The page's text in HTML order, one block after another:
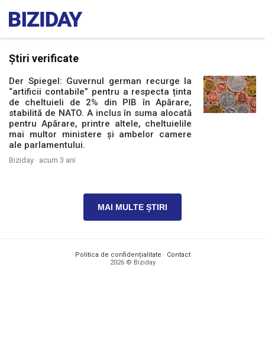
Știri verificate
Der Spiegel: Guvernul german recurge la
“artificii contabile” pentru a respecta ținta
de cheltuieli de 2% din PIB în Apărare,
stabilită de NATO. A inclus în suma alocată
pentru Apărare, printre altele, cheltuielile
mai multor ministere și ambelor camere
ale parlamentului.
Biziday · acum 3 ani
MAI MULTE ȘTIRI
Politica de confidențialitate · Contact
2026 © Biziday